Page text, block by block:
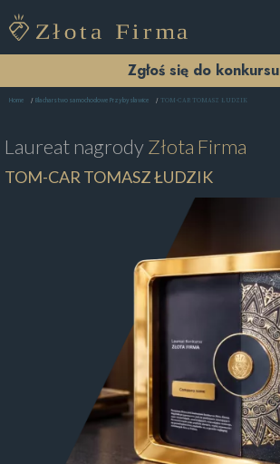
Zgłoś się do konkursu
Home Blacharstwo samochodowe Przybysławice TOM-CAR TOMASZ ŁUDZIK
Laureat nagrodyZłota Firma
TOM-CAR TOMASZ ŁUDZIK